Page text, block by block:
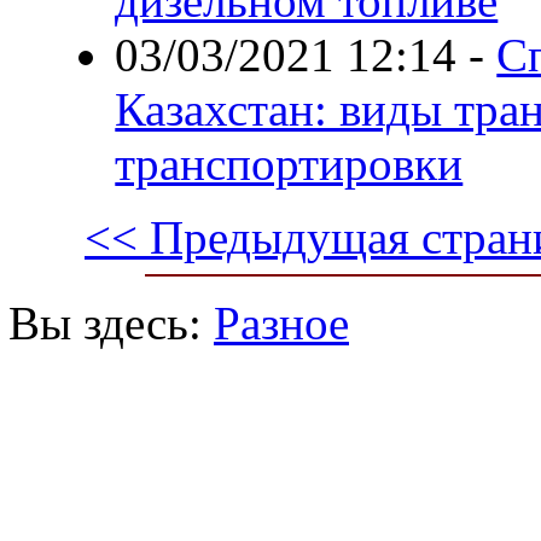
03/03/2021 12:14 -
Казахстан: виды
транспортировки
<< Предыдущая
Вы здесь: Разное